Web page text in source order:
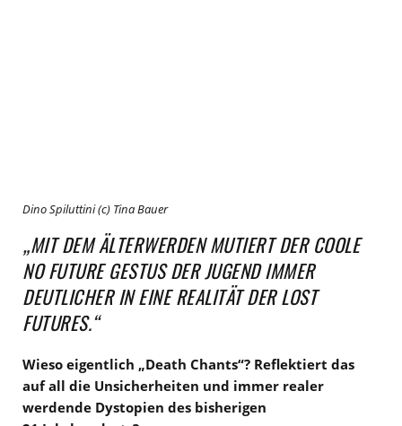
Dino Spiluttini (c) Tina Bauer
„MIT DEM ÄLTERWERDEN MUTIERT DER COOLE
NO FUTURE GESTUS DER JUGEND IMMER
DEUTLICHER IN EINE REALITÄT DER LOST
FUTURES.“
Wieso eigentlich „Death Chants“? Reflektiert das
auf all die Unsicherheiten und immer realer
werdende Dystopien des bisherigen